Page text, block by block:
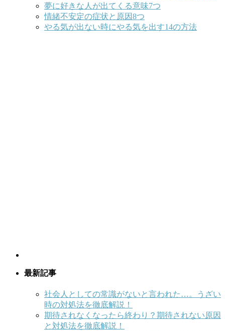
夢に好きな人が出てくる意味7つ
情緒不安定の症状と原因8つ
やる気が出ない時にやる気を出す14の方法
最新記事
社会人としての常識がないと言われた…。うざい
時の対処法を徹底解説！
期待されなくなったら終わり？期待されない原因
と対処法を徹底解説！